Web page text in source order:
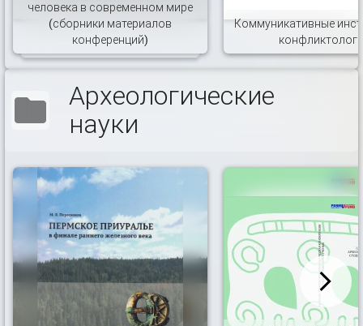
человека в современном мире
(сборники материалов
конференций)
Коммуникативные
конфликтолога
Археологические
науки